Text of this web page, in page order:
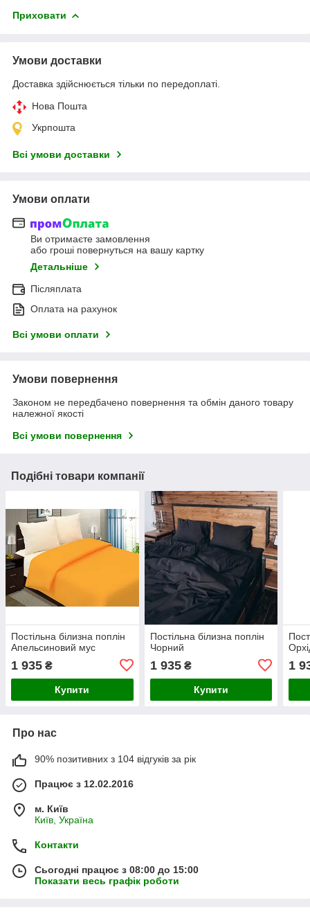
Приховати
Умови доставки
Доставка здійснюється тільки по передоплаті.
Нова Пошта
Укрпошта
Всі умови доставки
Умови оплати
Ви отримаєте замовлення
або гроші повернуться на вашу картку
Детальніше
Післяплата
Оплата на рахунок
Всі умови оплати
Умови повернення
Законом не передбачено повернення та обмін даного товару
належної якості
Всі умови повернення
Подібні товари компанії
Постільна білизна поплін
Апельсиновий мус
1 935 ₴
Купити
Постільна білизна поплін
Чорний
1 935₴
Купити
1
Про нас
90% позитивних з 104 відгуків за рік
Працює з 12.02.2016
м. Київ
Київ, Україна
Контакти
Сьогодні працює з 08:00 до 15:00
Показати весь графік роботи